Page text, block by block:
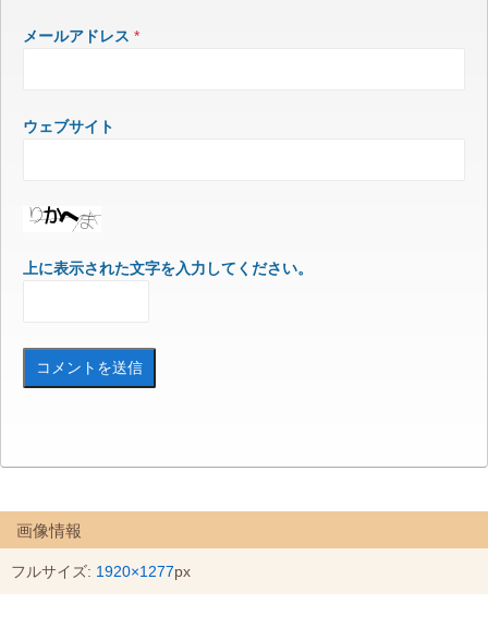
メールアドレス *
ウェブサイト
上に表示された文字を入力してください。
画像情報
フルサイズ: 1920×1277px